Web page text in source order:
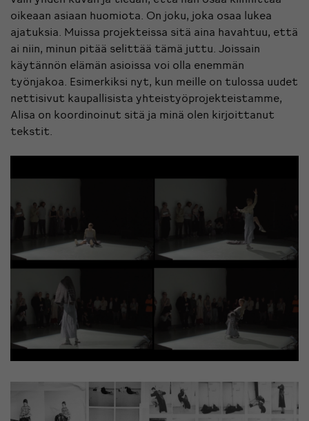
oikeaan asiaan huomiota. On joku, joka osaa lukea
ajatuksia. Muissa projekteissa sitä aina havahtuu, että
ai niin, minun pitää selittää tämä juttu. Joissain
käytännön elämän asioissa voi olla enemmän
työnjakoa. Esimerkiksi nyt, kun meille on tulossa uudet
nettisivut kaupallisista yhteistyöprojekteistamme,
Alisa on koordinoinut sitä ja minä olen kirjoittanut
tekstit.